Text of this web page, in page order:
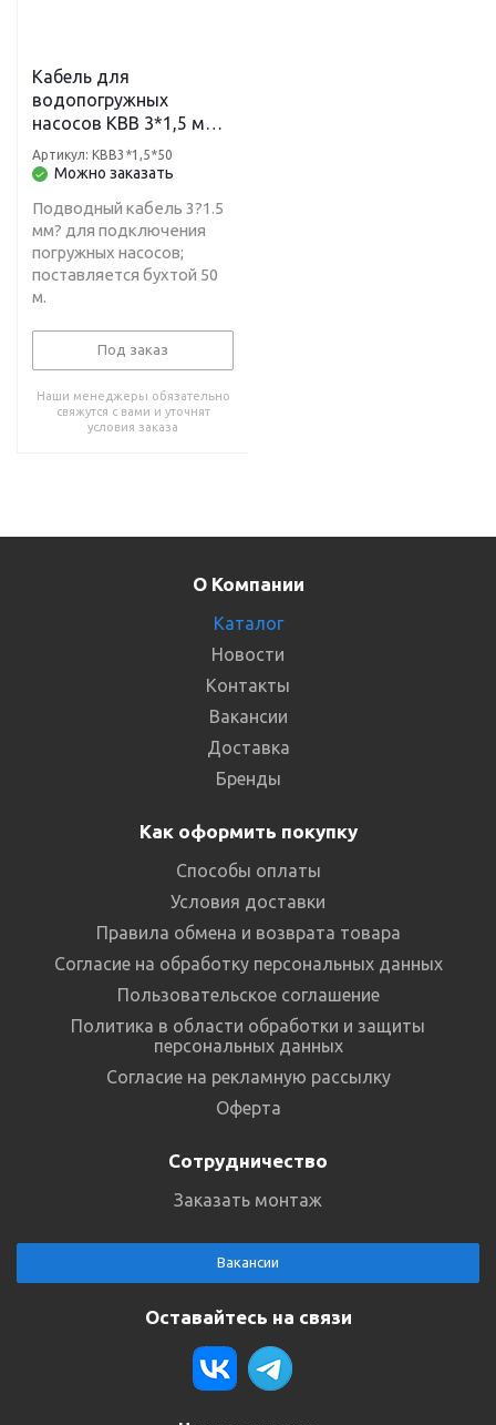
Кабель для
водопогружных
насосов КВВ 3*1,5 мм
синий (бухта 50м)
Можно заказать
Артикул: КВВ3*1,5*50
Подводный кабель 3?1.5
мм? для подключения
погружных насосов;
поставляется бухтой 50
м.
Под заказ
Наши менеджеры обязательно
свяжутся с вами и уточнят
условия заказа
О Компании
Каталог
Новости
Контакты
Вакансии
Доставка
Бренды
Как оформить покупку
Способы оплаты
Условия доставки
Правила обмена и возврата товара
Согласие на обработку персональных данных
Пользовательское соглашение
Политика в области обработки и защиты
персональных данных
Согласие на рекламную рассылку
Оферта
Сотрудничество
Заказать монтаж
Вакансии
Оставайтесь на связи